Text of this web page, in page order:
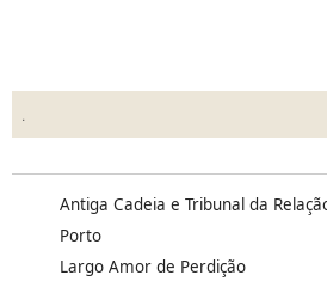
.
Antiga Cadeia e Tribunal da
Porto
Largo Amor de Perdição